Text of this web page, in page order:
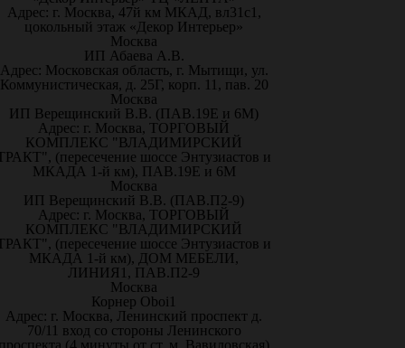
Адрес: г. Москва, 47й км МКАД, вл31с1,
цокольный этаж «Декор Интерьер»
Москва
ИП Абаева А.В.
Адрес: Московская область, г. Мытищи, ул.
Коммунистическая, д. 25Г, корп. 11, пав. 20
Москва
ИП Верещинский В.В. (ПАВ.19Е и 6М)
Адрес: г. Москва, ТОРГОВЫЙ
КОМПЛЕКС "ВЛАДИМИРСКИЙ
(пересечение шоссе Энтузиастов и
МКАДА 1-й км), ПАВ.19Е и 6М
Москва
ИП Верещинский В.В. (ПАВ.П2-9)
Адрес: г. Москва, ТОРГОВЫЙ
КОМПЛЕКС "ВЛАДИМИРСКИЙ
(пересечение шоссе Энтузиастов и
МКАДА 1-й км), ДОМ МЕБЕЛИ,
ЛИНИЯ1, ПАВ.П2-9
Москва
Корнер Oboi1
Адрес: г. Москва, Ленинский проспект д.
70/11 вход со стороны Ленинского
(4 минуты от ст. м. Вавиловская)